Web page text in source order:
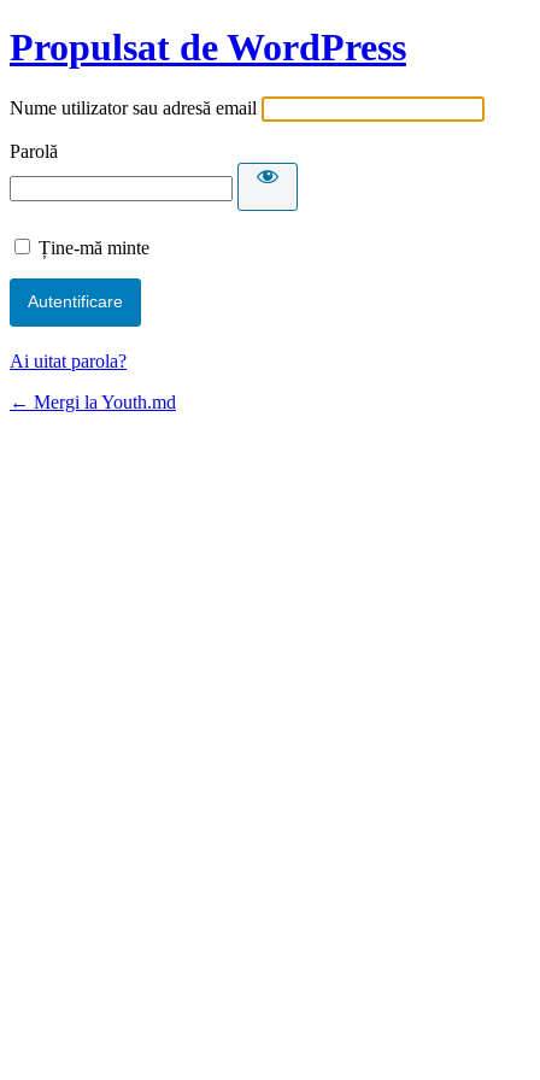
Propulsat de WordPress
Nume utilizator sau adresă email
Parolă
Ține-mă minte
Ai uitat parola?
← Mergi la Youth.md